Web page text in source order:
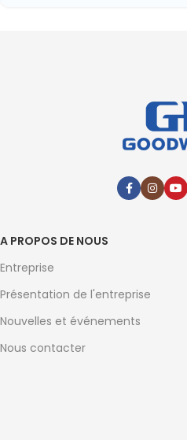
A PROPOS DE NOUS
Entreprise
Présentation de l'entreprise
Nouvelles et événements
Nous contacter